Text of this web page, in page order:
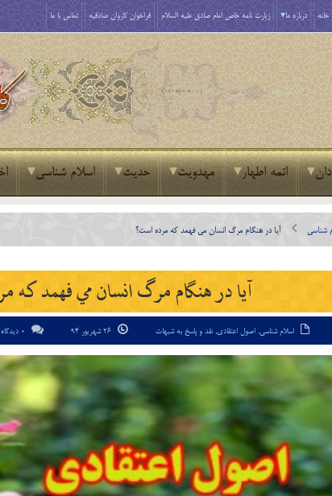
خانه درباره ما زیارت نامه خاص امام صادق علیه السلام فراخوان کاروان صادقیه تماس با ما
ائمه اطهار مهدویت حدیث اسلام شناسی
شناسی آيا در هنگام مرگ انسان مي فهمد که مرده است؟
آيا در هنگام مرگ انسان مي فهمد که
اسلام شناسی, اصول اعتقادی, نقد و پاسخ به شبهات 0 دیدگاه